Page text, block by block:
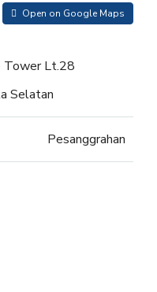
Open on Google Maps
Tower Lt.28
Selatan
Pesanggrahan